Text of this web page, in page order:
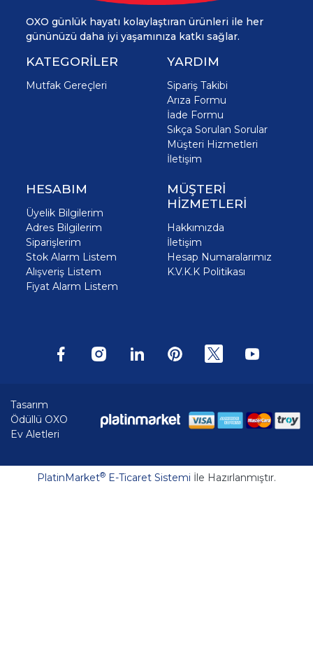
OXO günlük hayatı kolaylaştıran ürünleri ile her
gününüzü daha iyi yaşamınıza katkı sağlar.
KATEGORİLER
Mutfak Gereçleri
YARDIM
Sipariş Takibi
Arıza Formu
İade Formu
Sıkça Sorulan Sorular
Müşteri Hizmetleri
İletişim
HESABIM
Üyelik Bilgilerim
Adres Bilgilerim
Siparişlerim
Stok Alarm Listem
Alışveriş Listem
Fiyat Alarm Listem
MÜŞTERİ
HİZMETLERİ
Hakkımızda
İletişim
Hesap Numaralarımız
K.V.K.K Politikası
Tasarım
Ödüllü OXO
Ev Aletleri
PlatinMarket® E-Ticaret Sistemi İle Hazırlanmıştır.